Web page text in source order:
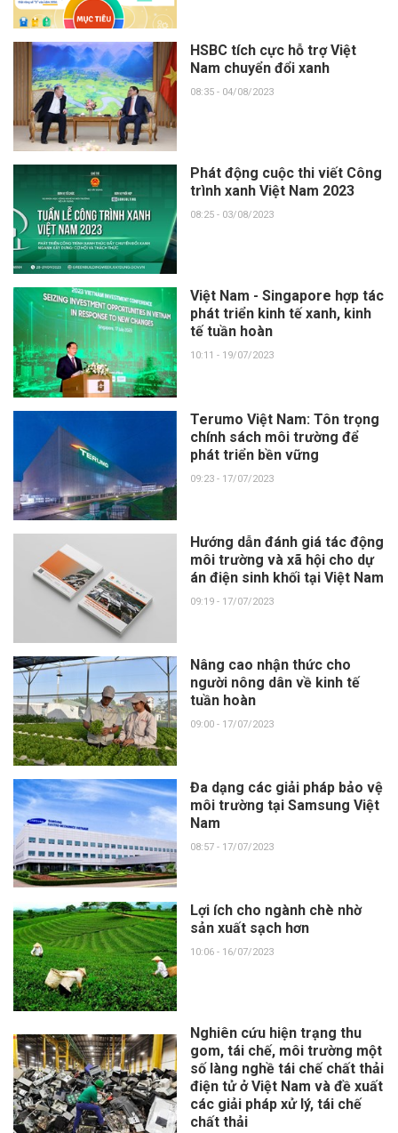
HSBC tích cực hỗ trợ Việt
Nam chuyển đổi xanh
08:35 - 04/08/2023
Phát động cuộc thi viết Công
trình xanh Việt Nam 2023
08:25 - 03/08/2023
Việt Nam - Singapore hợp tác
phát triển kinh tế xanh, kinh
tế tuần hoàn
10:11 - 19/07/2023
Terumo Việt Nam: Tôn trọng
chính sách môi trường để
phát triển bền vững
09:23 - 17/07/2023
Hướng dẫn đánh giá tác động
môi trường và xã hội cho dự
án điện sinh khối tại Việt Nam
09:19 - 17/07/2023
Nâng cao nhận thức cho
người nông dân về kinh tế
tuần hoàn
09:00 - 17/07/2023
Đa dạng các giải pháp bảo vệ
môi trường tại Samsung Việt
Nam
08:57 - 17/07/2023
Lợi ích cho ngành chè nhờ
sản xuất sạch hơn
10:06 - 16/07/2023
Nghiên cứu hiện trạng thu
gom, tái chế, môi trường một
số làng nghề tái chế chất thải
điện tử ở Việt Nam và đề xuất
các giải pháp xử lý, tái chế
chất thải